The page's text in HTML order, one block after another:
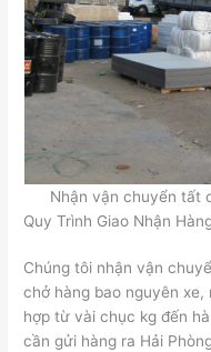
Nhận vận chuyển tất
Quy Trình Giao Nhận
Chúng tôi nhận vận
chở hàng bao nguyên xe,
hợp từ vài chục kg đến
cần gửi hàng ra Hải